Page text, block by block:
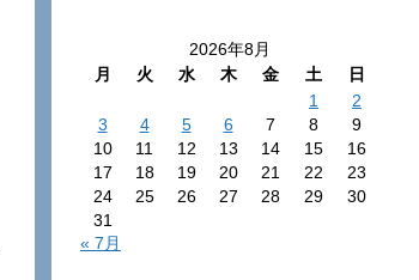
2026年8月
月
火 水 木 金 土
日
1
2
3
4 5 6 7 8
9
10
11 12 13 14 15
16
17
18 19 20 21 22
23
24
25 26 27 28 29
30
31
« 7月